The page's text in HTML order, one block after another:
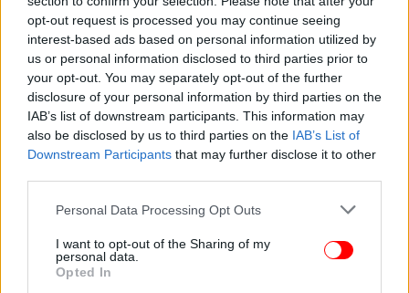
opt-out request is processed you may continue seeing
interest-based ads based on personal information utilized by
us or personal information disclosed to third parties prior to
your opt-out. You may separately opt-out of the further
disclosure of your personal information by third parties on the
IAB’s list of downstream participants. This information may
also be disclosed by us to third parties on the IAB’s List of
Downstream Participants that may further disclose it to other
Please note that this website/app uses one or more Google
not limited to your visit or usage behaviour. You may click to
grant or deny consent to Google and its third-party tags to
use your data for below specified purposes in below Google
Personal Data Processing Opt Outs
I want to opt-out of the Sharing of my
personal data.
Opted In
δραστηριότητα. Σε αυτή την περίπτωση, ο
ιδιοκτήτης υποχρεούται να κάνει έναρξη
επιχειρηματικής δραστηριότητας και να υπαχθεί
ενδεχομένως σε ΦΠΑ 13%.
Διαχειριστής Ακινήτου Βραχυχρόνιας Μίσθωσης,
μπορεί να είναι ο ίδιος ο ιδιοκτήτης, ο
επικαρπωτής του ακινήτου, ένας υπεκμισθωτής με
σύμβαση που του παρέχει δικαίωμα υπεκμίσθωσης
αναλάβει τη διαχείριση. Στην τελευταία περίπτωση,
περιλαμβάνονται ειδικές κατηγορίες, όπως
κηδεμόνες κληρονομιάς, εκτελεστές διαθηκών και